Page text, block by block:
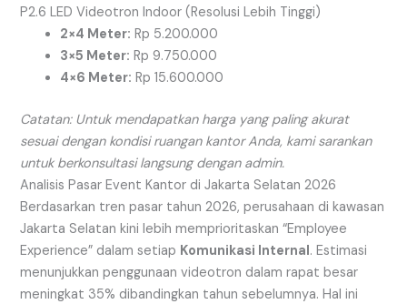
P2.6 LED Videotron Indoor (Resolusi Lebih Tinggi)
2×4 Meter: Rp 5.200.000
3×5 Meter: Rp 9.750.000
4×6 Meter: Rp 15.600.000
Catatan: Untuk mendapatkan harga yang paling akurat
sesuai dengan kondisi ruangan kantor Anda, kami sarankan
untuk berkonsultasi langsung dengan admin.
Analisis Pasar Event Kantor di Jakarta Selatan 2026
Berdasarkan tren pasar tahun 2026, perusahaan di kawasan
Jakarta Selatan kini lebih memprioritaskan “Employee
Experience” dalam setiap Komunikasi Internal. Estimasi
menunjukkan penggunaan videotron dalam rapat besar
meningkat 35% dibandingkan tahun sebelumnya. Hal ini